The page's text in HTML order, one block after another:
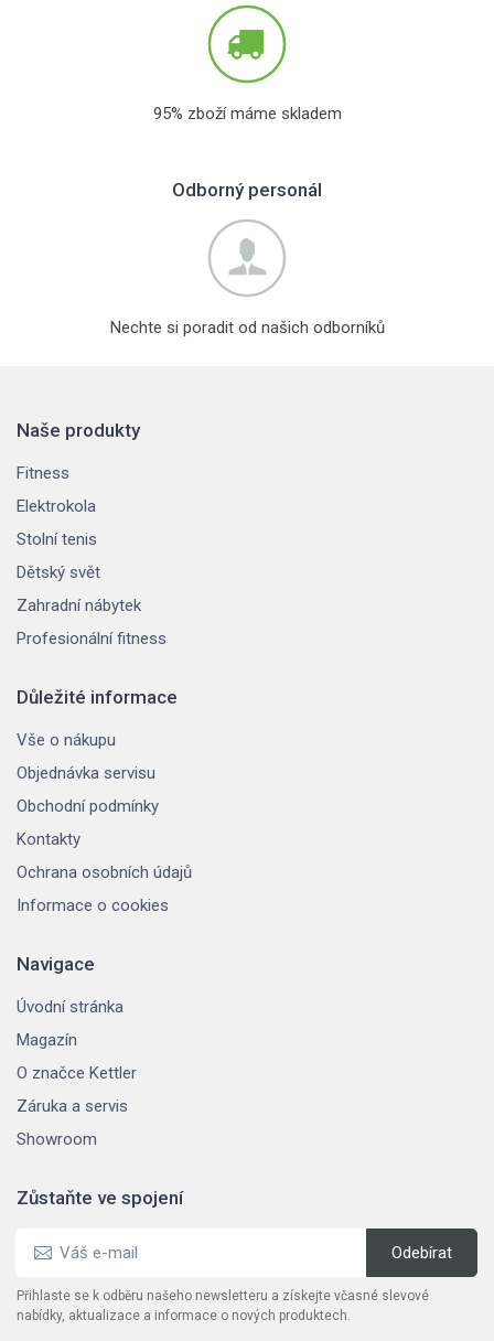
95% zboží máme skladem
Odborný personál
Nechte si poradit od našich odborníků
Naše produkty
Fitness
Elektrokola
Stolní tenis
Dětský svět
Zahradní nábytek
Profesionální fitness
Důležité informace
Vše o nákupu
Objednávka servisu
Obchodní podmínky
Kontakty
Ochrana osobních údajů
Informace o cookies
Navigace
Úvodní stránka
Magazín
O značce Kettler
Záruka a servis
Showroom
Zůstaňte ve spojení
Přihlaste se k odběru našeho newsletteru a získejte včasné slevové
nabídky, aktualizace a informace o nových produktech.